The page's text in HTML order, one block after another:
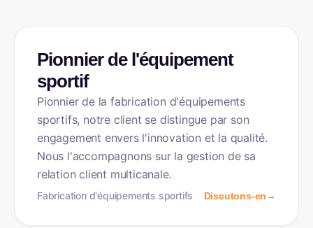
Pionnier de l'équipement
sportif
Pionnier de la fabrication d'équipements
sportifs, notre client se distingue par son
engagement envers l'innovation et la qualité.
Nous l'accompagnons sur la gestion de sa
relation client multicanale.
Fabrication d'équipements sportifs Discutons-en→